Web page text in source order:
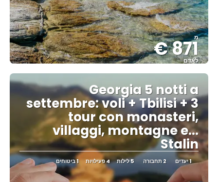
מ
871 €
לאדם
ראה
Georgia 5 notti a
settembre: voli + Tbilisi + 3
tour con monasteri,
villaggi, montagne e...
Stalin
1 יעדים 2 תחבורה 5 לילות 4 פעילויות 1 ביטוחים